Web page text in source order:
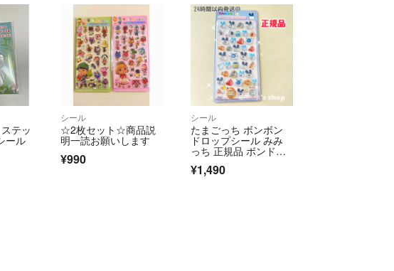
✦️ 郵便事故の責任は負えません。
保証付の発送ご希望の方はご注文前に
お申し付け下さいませ。(商品の値段が変わる場合がある為)
✦️ 梱包後の厚み、重さの関係でご連絡無く配送方法を
変更する場合がございます。ご了承くださいませ。
✦️ コンビニ/ATM決済を選択され、理由なくお支払
テッ
ール
シール
☆2枚セット☆商品説
明一読お願いします
¥990
シール
たまごっち ボンボン
ドロップシール みみ
っち 正規品 ボンド
ロ サンスター文具 た
まごっち
¥1,490